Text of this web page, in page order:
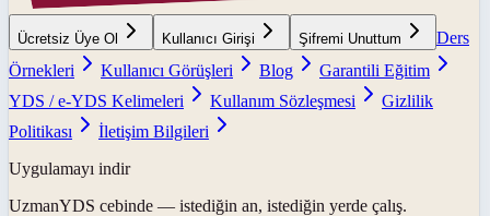
Ücretsiz Üye Ol Kullanıcı Girişi Şifremi Unuttum
Ders
Örnekleri
Kullanıcı Görüşleri Blog
Garantili Eğitim
YDS / e-YDS Kelimeleri
Kullanım Sözleşmesi
Gizlilik
Politikası
İletişim Bilgileri
Uygulamayı indir
UzmanYDS cebinde — istediğin an, istediğin yerde çalış.